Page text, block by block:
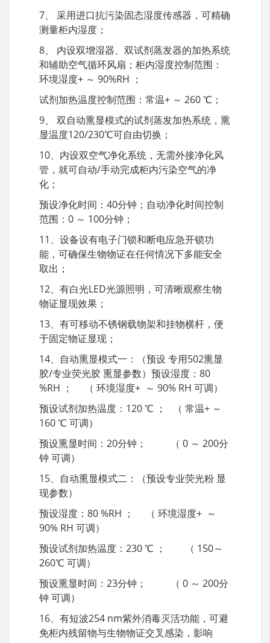
7、 采用进口抗污染固态湿度传感器，可精确
测量柜内湿度；
8、 内设双增湿器、双试剂蒸发器的加热系统
和辅助空气循环风扇；柜内湿度控制范围：
环境湿度+ ～ 90%RH ；
试剂加热温度控制范围：常温+ ～ 260 ℃；
9、 双自动熏显模式的试剂蒸发加热系统，熏
显温度120/230℃可自由切换；
10、内设双空气净化系统，无需外接净化风
管，就可自动/手动完成柜内污染空气的净
化；
预设净化时间：40分钟；自动净化时间控制
范围：0 ～ 100分钟；
11、设备设有电子门锁和断电应急开锁功
能，可确保生物物证在任何情况下多能安全
取出；
12、有白光LED光源照明，可清晰观察生物
物证显现效果；
13、有可移动不锈钢载物架和挂物横杆，便
于固定物证显现；
14、自动熏显模式一：（预设 专用502熏显
胶/专业荧光胶 熏显参数）预设湿度：80
%RH ； （ 环境湿度+ ～ 90% RH 可调）
预设试剂加热温度：120 ℃ ； （ 常温+ ～
160 ℃ 可调）
预设熏显时间：20分钟； （ 0 ～ 200分
钟 可调）
15、自动熏显模式二：（预设专业荧光粉 显
现参数）
预设湿度：80 %RH ； （ 环境湿度+ ～
90% RH 可调）
预设试剂加热温度：230 ℃ ； （ 150～
260℃ 可调）
预设熏显时间：23分钟； （ 0 ～ 200分
钟 可调）
16、有短波254 nm紫外消毒灭活功能，可避
免柜内残留物与生物物证交叉感染，影响